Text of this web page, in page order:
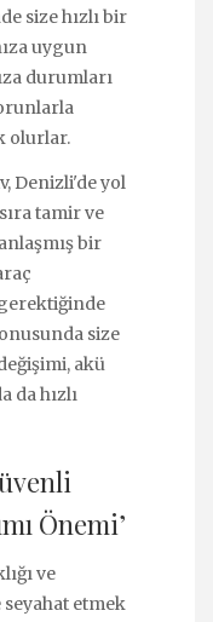
size hızlı bir
uygun
durumları
olurlar.
Denizli'de yol
tamir ve
bir
size
akü
da hızlı
Önemi’
ve
etmek